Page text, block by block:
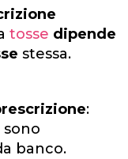
tosse dipende
stessa.
:
banco.